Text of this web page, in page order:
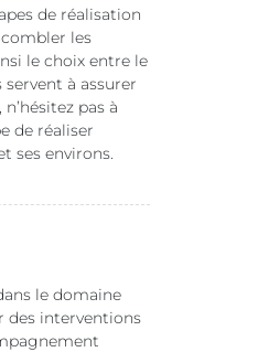
de réalisation
les
le choix entre le
à assurer
pas à
de réaliser
ses environs.
le domaine
des interventions